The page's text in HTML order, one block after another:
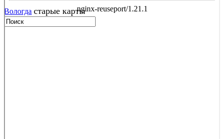
Вологда старые карты